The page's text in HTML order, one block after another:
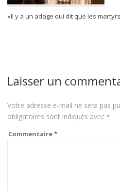
«Il y a un adage qui dit que les
Laisser un
Votre adresse e-mail ne sera pas
obligatoires sont indiqués avec *
Commentaire*